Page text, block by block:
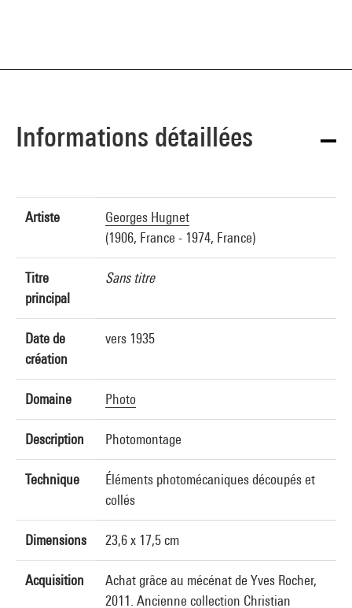
Informations détaillées
Artiste
Georges Hugnet
(1906, France - 1974, France)
Titre
principal
Sans titre
Date de
création
vers 1935
Domaine Photo
Description Photomontage
Technique
Éléments photomécaniques découpés et
collés
Dimensions 23,6 x 17,5 cm
Acquisition
Achat grâce au mécénat de Yves Rocher,
2011. Ancienne collection Christian